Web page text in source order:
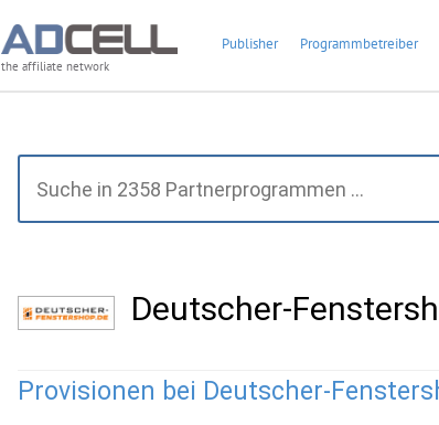
the affiliate network
Publisher Programmbetreiber
Deutscher-
Provisionen bei Deutscher-